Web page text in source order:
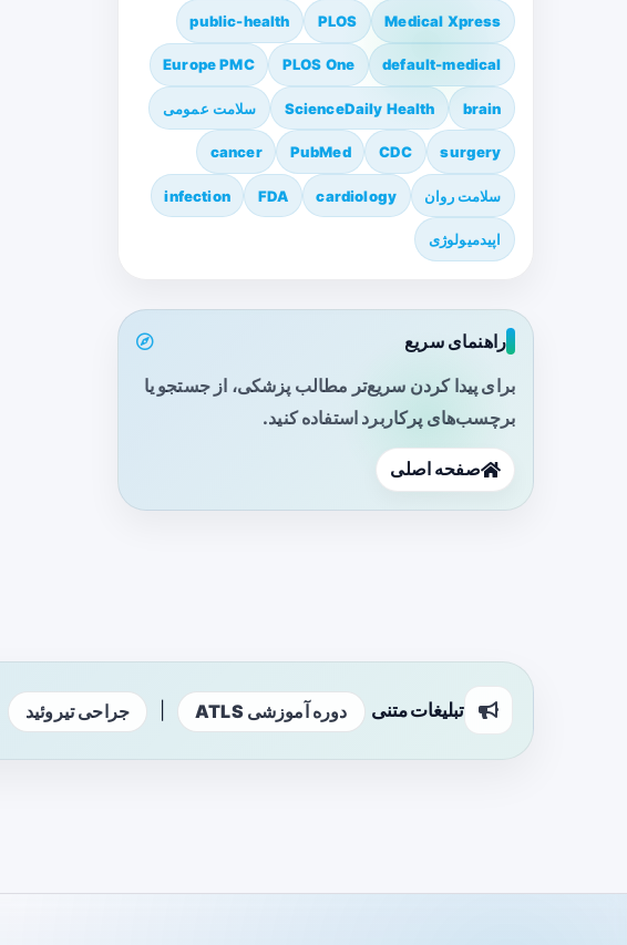
Medical Xpress
PLOS
public-health
default-medical
PLOS One
Europe PMC
brain
ScienceDaily Health سلامت عمومی
surgery
CDC
PubMed
cancer
سلامت روان cardiology
FDA
infection
اپیدمیولوژی
راهنمای سریع
برای پیدا کردن سریع‌تر مطالب پزشکی، از جستجو یا
برچسب‌های پرکاربرد استفاده کنید.
صفحه اصلی
تبلیغات متنی دوره آموزشی ATLS جراحی تیروئید